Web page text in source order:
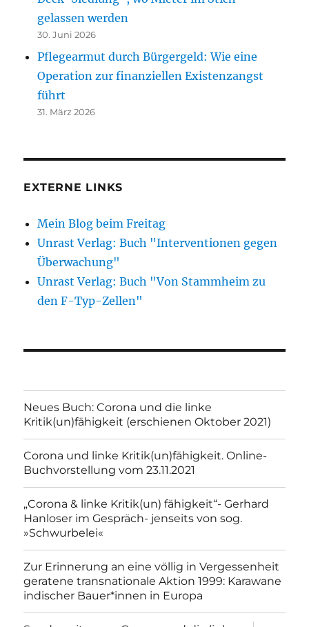
gelassen werden
30. Juni 2026
Pflegearmut durch Bürgergeld: Wie eine
Operation zur finanziellen Existenzangst
führt
31. März 2026
EXTERNE LINKS
Mein Blog beim Freitag
Unrast Verlag: Buch "Interventionen gegen
Überwachung"
Unrast Verlag: Buch "Von Stammheim zu
den F-Typ-Zellen"
Neues Buch: Corona und die linke
Kritik(un)fähigkeit (erschienen Oktober 2021)
Corona und linke Kritik(un)fähigkeit. Online-
Buchvorstellung vom 23.11.2021
„Corona & linke Kritik(un) fähigkeit“- Gerhard
Hanloser im Gespräch- jenseits von sog.
»Schwurbelei«
Zur Erinnerung an eine völlig in Vergessenheit
geratene transnationale Aktion 1999: Karawane
indischer Bauer*innen in Europa